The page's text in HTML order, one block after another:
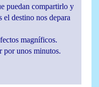
puedan compartirlo y
destino nos depara
magníficos.
por unos minutos.